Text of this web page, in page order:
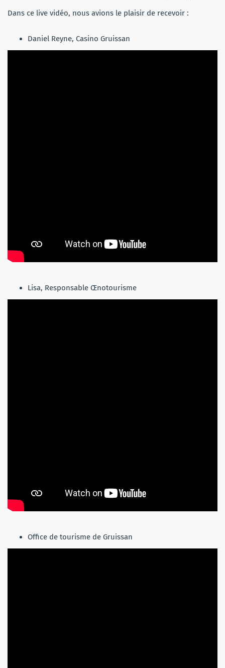
Dans ce live vidéo, nous avions le plaisir de recevoir :
Daniel Reyne, Casino Gruissan
Lisa, Responsable Œnotourisme
Office de tourisme de Gruissan